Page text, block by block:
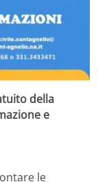
della
e
le